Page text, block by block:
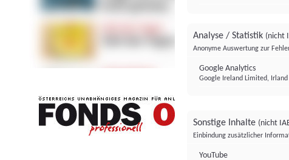
Analyse / Statistik (nicht
Anonyme Auswertung zur
Google Analytics
Google Ireland Limited, Irland
Sonstige Inhalte (nicht
Einbindung zusätzlicher
YouTube